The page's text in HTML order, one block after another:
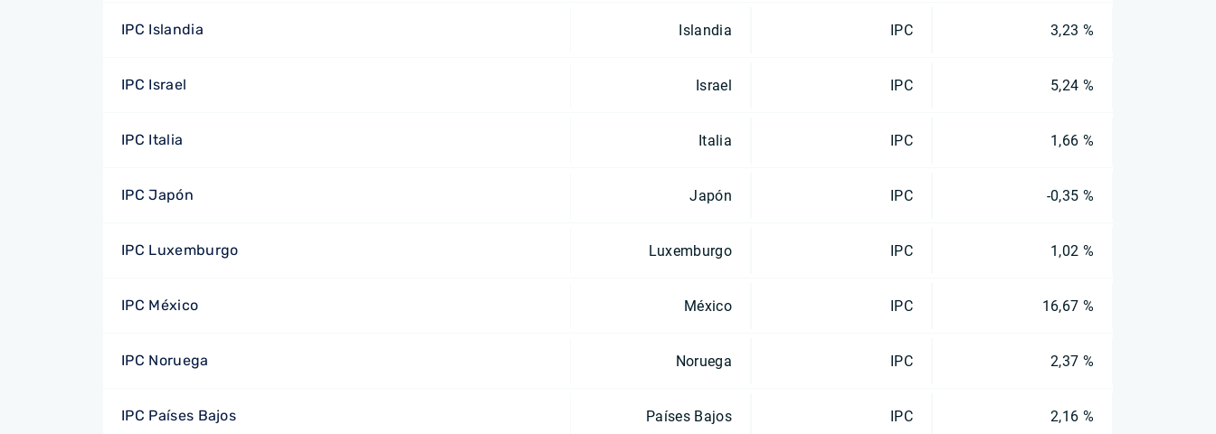
IPC Islandia Islandia IPC 3,23 %
IPC Israel Israel IPC 5,24 %
IPC Italia Italia IPC 1,66 %
IPC Japón Japón IPC -0,35 %
IPC Luxemburgo Luxemburgo IPC 1,02 %
IPC México México IPC 16,67 %
IPC Noruega Noruega IPC 2,37 %
IPC Países Bajos Países Bajos IPC 2,16 %